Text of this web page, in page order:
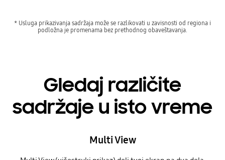
* Usluga prikazivanja sadržaja može se razlikovati u zavisnosti od regiona i
podložna je promenama bez prethodnog obaveštavanja.
Gledaj različite
sadržaje u isto vreme
Multi View